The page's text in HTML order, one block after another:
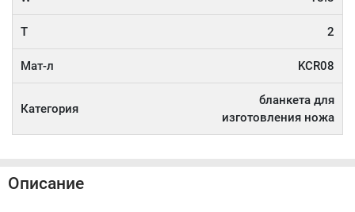
T 2
Мат-л KCR08
Категория
бланкета для
изготовления ножа
Описание